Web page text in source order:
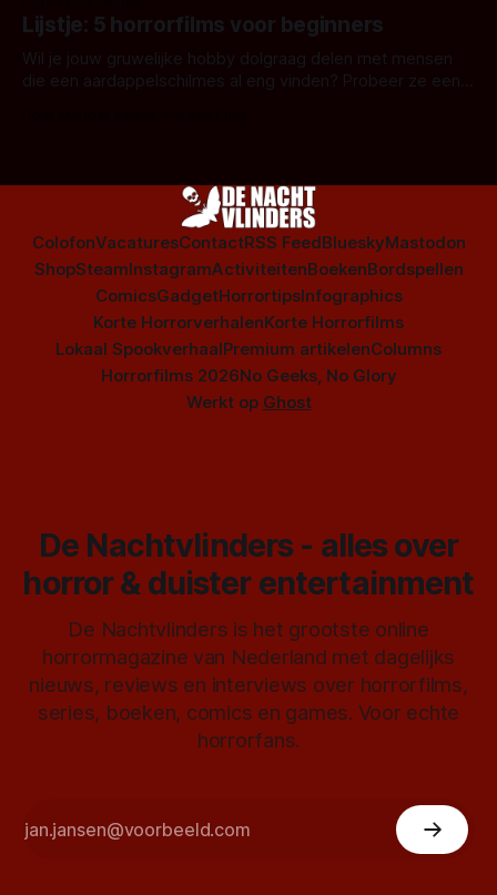
Amsterdamned of The Johnsons. Maar Nederlandse horror
is niet beperkt tot films. Hier een aantal Nederlandse tv-
series uit het duistere of horrorgenre. Als
Lijstje: 5 horrorfilms voor beginners
Wil je jouw gruwelijke hobby dolgraag delen met mensen
die een aardappelschilmes al eng vinden? Probeer ze eens
ColofonVacaturesContactRSS FeedBlueskyMastodon
ShopSteamInstagramActiviteitenBoekenBordspellen
ComicsGadgetHorrortipsInfographics
Korte HorrorverhalenKorte Horrorfilms
Lokaal SpookverhaalPremium artikelenColumns
Horrorfilms 2026No Geeks, No Glory
Werkt op Ghost
De Nachtvlinders - alles over
horror & duister entertainment
De Nachtvlinders is het grootste online
horrormagazine van Nederland met dagelijks
nieuws, reviews en interviews over horrorfilms,
series, boeken, comics en games. Voor echte
horrorfans.